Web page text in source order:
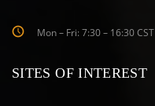
Mon – Fri: 7:30 – 16:30 CST
SITES OF INTEREST